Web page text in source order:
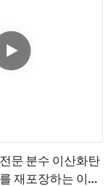
문 분수 이산화탄
재포장하는 이산